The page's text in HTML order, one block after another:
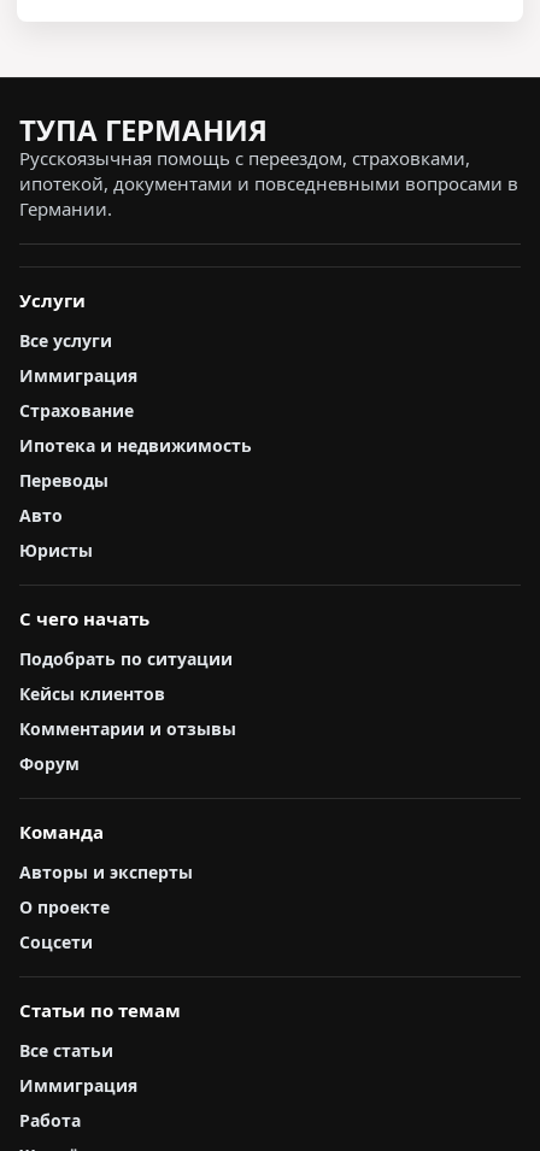
ТУПА ГЕРМАНИЯ
Русскоязычная помощь с переездом, страховками,
ипотекой, документами и повседневными вопросами в
Германии.
Услуги
Все услуги
Иммиграция
Страхование
Ипотека и недвижимость
Переводы
Авто
Юристы
С чего начать
Подобрать по ситуации
Кейсы клиентов
Комментарии и отзывы
Форум
Команда
Авторы и эксперты
О проекте
Соцсети
Статьи по темам
Все статьи
Иммиграция
Работа